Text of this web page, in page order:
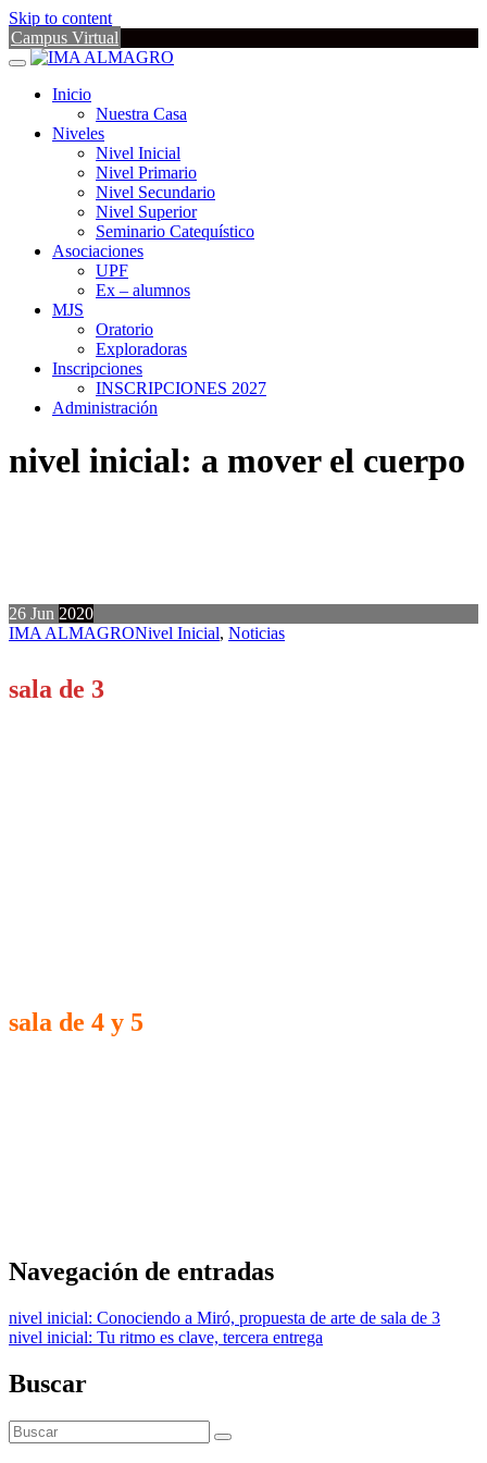
Skip to content
Campus Virtual
Inicio
Nuestra Casa
Niveles
Nivel Inicial
Nivel Primario
Nivel Secundario
Nivel Superior
Seminario Catequístico
Asociaciones
UPF
Ex – alumnos
MJS
Oratorio
Exploradoras
Inscripciones
INSCRIPCIONES 2027
Administración
nivel inicial: a mover el cuerpo
26 Jun 2020
IMA ALMAGRONivel Inicial, Noticias
sala de 3
sala de 4 y 5
Navegación de entradas
nivel inicial: Conociendo a Miró, propuesta de arte de sala de 3
nivel inicial: Tu ritmo es clave, tercera entrega
Buscar